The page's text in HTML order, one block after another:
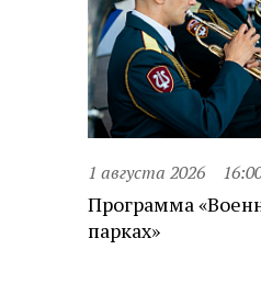
1 августа 2026
Программа
парках»